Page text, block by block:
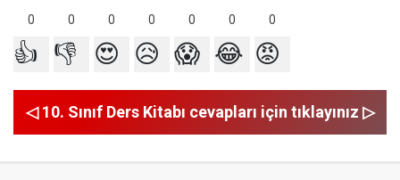
0 0 0 0 0 0 0
👍 👎 😍 😥 😱 😂 😡
◁ 10. Sınıf Ders Kitabı cevapları için tıklayınız ▷